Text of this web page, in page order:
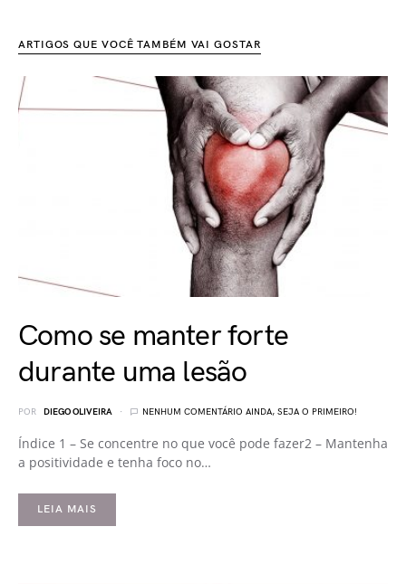
ARTIGOS QUE VOCÊ TAMBÉM VAI GOSTAR
Como se manter forte
durante uma lesão
POR DIEGO OLIVEIRA NENHUM COMENTÁRIO AINDA, SEJA O PRIMEIRO!
Índice 1 – Se concentre no que você pode fazer2 – Mantenha
a positividade e tenha foco no…
LEIA MAIS